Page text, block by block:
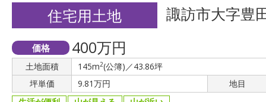
住宅用土地 諏訪市大字豊
価格 400万円
土地面積 145m2(公簿)／43.86坪
坪単価
9.81万円
地目